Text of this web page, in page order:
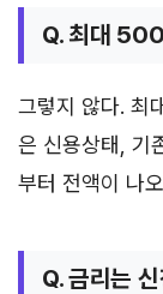
Q. 최대
그렇지 않다. 최
은 신용상태, 기
부터 전액이 나
Q. 금리는